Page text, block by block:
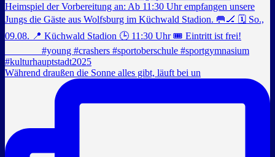
Während draußen die Sonne alles gibt, läuft bei un